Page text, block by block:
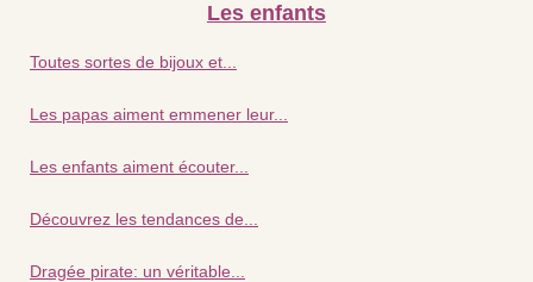
Les enfants
Toutes sortes de bijoux et...
Les papas aiment emmener leur...
Les enfants aiment écouter...
Découvrez les tendances de...
Dragée pirate: un véritable...